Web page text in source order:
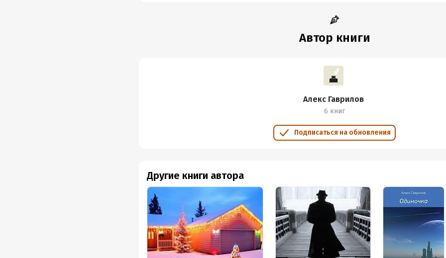
Автор книги
Алекс Гаврилов
6 книг
Подписаться на обновления
Другие книги автора